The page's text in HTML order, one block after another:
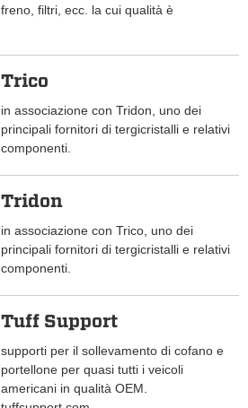
freno, filtri, ecc. la cui qualità è
Trico
in associazione con Tridon, uno dei
principali fornitori di tergicristalli e relativi
componenti.
Tridon
in associazione con Trico, uno dei
principali fornitori di tergicristalli e relativi
componenti.
Tuff Support
supporti per il sollevamento di cofano e
portellone per quasi tutti i veicoli
americani in qualità OEM.